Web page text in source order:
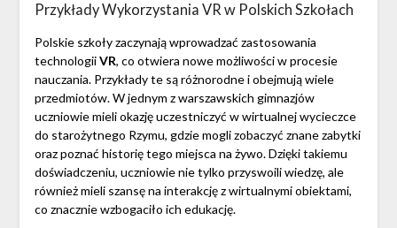
Przykłady Wykorzystania VR w Polskich Szkołach
Polskie szkoły zaczynają wprowadzać zastosowania
technologiiVR, co otwiera nowe możliwości w procesie
nauczania. Przykłady te są różnorodne i obejmują wiele
przedmiotów. W jednym z warszawskich gimnazjów
uczniowie mieli okazję uczestniczyć w wirtualnej wycieczce
do starożytnego Rzymu, gdzie mogli zobaczyć znane zabytki
oraz poznać historię tego miejsca na żywo. Dzięki takiemu
doświadczeniu, uczniowie nie tylko przyswoili wiedzę, ale
również mieli szansę na interakcję z wirtualnymi obiektami,
co znacznie wzbogaciło ich edukację.